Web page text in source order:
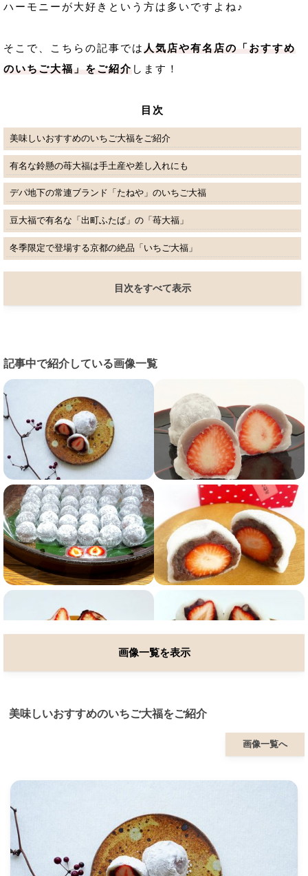
ハーモニーが大好きという方は多いですよね♪
そこで、こちらの記事では 人気店や有名店の「おすすめ
のいちご大福」をご紹介 します！
目次
美味しいおすすめのいちご大福をご紹介
有名な鈴懸の苺大福は手土産や差し入れにも
デパ地下の常連ブランド「たねや」のいちご大福
豆大福で有名な「出町ふたば」の「苺大福」
冬季限定で登場する京都の絶品「いちご大福」
目次をすべて表示
記事中で紹介している画像一覧
画像一覧を表示
美味しいおすすめのいちご大福をご紹介
画像一覧へ